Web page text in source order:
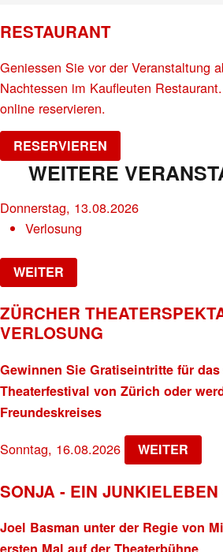
RESTAURANT
Geniessen Sie vor der Veranstaltung
Nachtessen im Kaufleuten
online reservieren.
RESERVIEREN
WEITERE
Donnerstag, 13.08.2026
Verlosung
WEITER
ZÜRCHER
VERLOSUNG
Gewinnen Sie Gratiseintritte für
Theaterfestival von Zürich oder
Freundeskreises
Sonntag, 16.08.2026 WEITER
SONJA - EIN JUNKIELEBEN
Joel Basman unter der Regie von